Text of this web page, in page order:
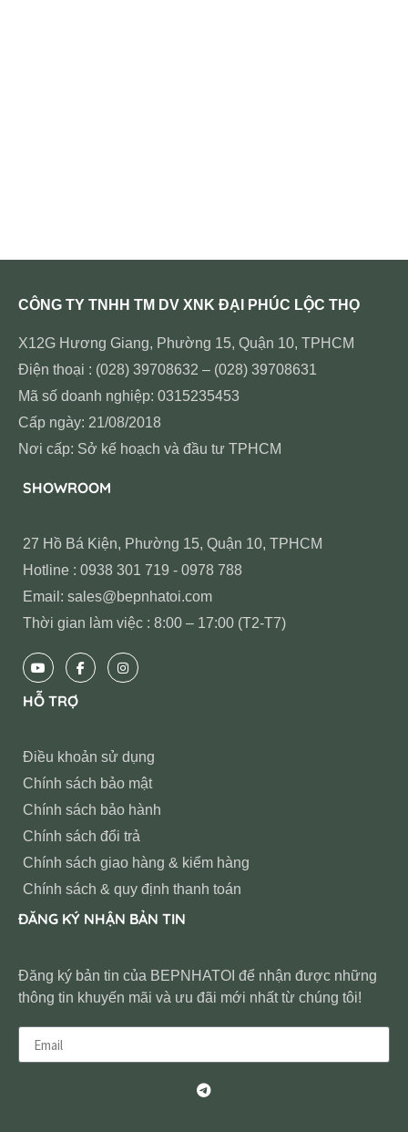
CÔNG TY TNHH TM DV XNK ĐẠI PHÚC LỘC THỌ
X12G Hương Giang, Phường 15, Quận 10, TPHCM
Điện thoại : (028) 39708632 – (028) 39708631
Mã số doanh nghiệp: 0315235453
Cấp ngày: 21/08/2018
Nơi cấp: Sở kế hoạch và đầu tư TPHCM
SHOWROOM
27 Hồ Bá Kiện, Phường 15, Quận 10, TPHCM
Hotline : 0938 301 719 - 0978 788
Email: sales@bepnhatoi.com
Thời gian làm việc : 8:00 – 17:00 (T2-T7)
HỖ TRỢ
Điều khoản sử dụng
Chính sách bảo mật
Chính sách bảo hành
Chính sách đổi trả
Chính sách giao hàng & kiểm hàng
Chính sách & quy định thanh toán
ĐĂNG KÝ NHẬN BẢN TIN
Đăng ký bản tin của BEPNHATOI để nhận được những
thông tin khuyến mãi và ưu đãi mới nhất từ chúng tôi!